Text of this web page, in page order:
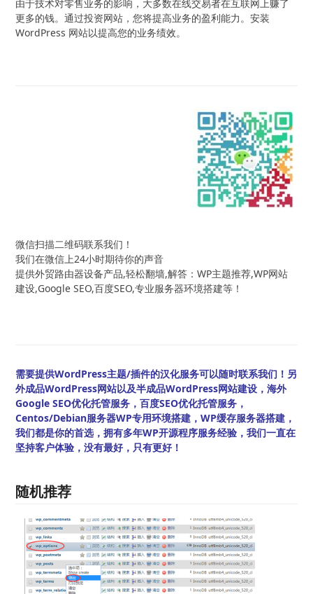
由于技术对零售业务的影响，大多数在线交易者在互联网上赚了
更多的钱。通过投资网站，您将提高业务的盈利能力。安装
WordPress 网站以提高您的业务绩效。
微信扫描二维码联系我们！
我们在微信上24小时期待你的声音
提供外贸路由器设备产品,轻松翻墙,解答：WP主题推荐,WP网站
建设,Google SEO,百度SEO,专业服务器环境搭建等！
需要提供WordPress主题/插件的汉化服务可以随时联系我们！另
外成品WordPress网站以及半成品WordPress网站建设，海外
Google SEO优化托管服务，百度SEO优化托管服务，
Centos/Debian服务器WP专用环境搭建，WP缓存服务器搭建，
我们都是你的首选，拥有多年WP开源程序服务经验，我们一直在
坚持客户体验，没有最好，只有更好！
随机推荐